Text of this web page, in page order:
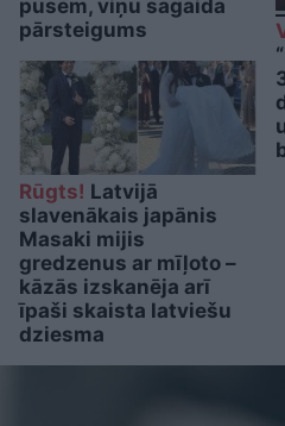
pusēm, viņu sagaida
pārsteigums
Rūgts! Latvijā
slavenākais japānis
Masaki mijis
gredzenus ar mīļoto –
kāzās izskanēja arī
īpaši skaista latviešu
dziesma